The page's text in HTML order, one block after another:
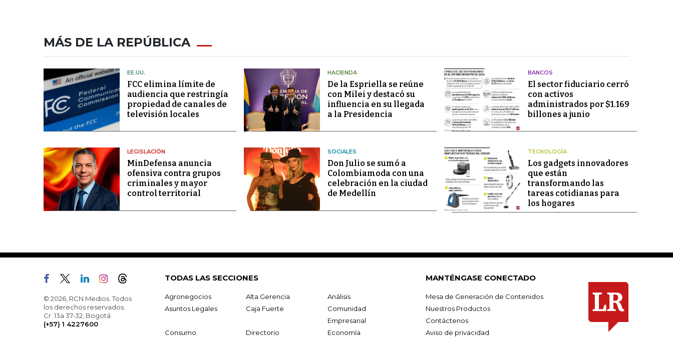
MÁS DE LA REPÚBLICA
EE.UU.
FCC elimina límite de
audiencia que restringía
propiedad de canales de
televisión locales
HACIENDA
De la Espriella se reúne
con Milei y destacó su
influencia en su llegada
a la Presidencia
BANCOS
El sector fiduciario cerró
con activos
administrados por $1.169
billones a junio
LEGISLACIÓN
MinDefensa anuncia
ofensiva contra grupos
criminales y mayor
control territorial
SOCIALES
Don Julio se sumó a
Colombiamoda con una
celebración en la ciudad
de Medellín
TECNOLOGÍA
Los gadgets innovadores
que están
transformando las
tareas cotidianas para
los hogares
© 2026, RCN Medios. Todos
los derechos reservados.
Cr. 13a 37-32, Bogotá
(+57) 1 4227600
TODAS LAS SECCIONES
Agronegocios Alta Gerencia
Análisis
Asuntos Legales
Caja Fuerte
Comunidad
Empresarial
Consumo
Directorio
Economía
MANTÉNGASE CONECTADO
Mesa de Generación de Contenidos
Nuestros Productos
Contáctenos
Aviso de privacidad